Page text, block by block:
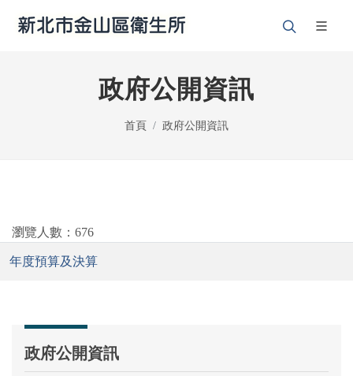
政府公開資訊
首頁 政府公開資訊
政府公開資訊
瀏覽人數：676
年度預算及決算